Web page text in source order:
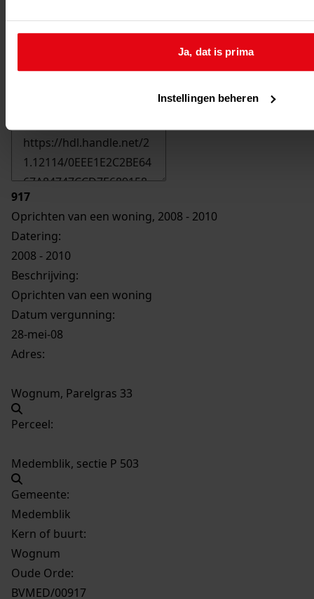
Ja, dat is prima
Instellingen beheren
917
Oprichten van een woning, 2008 - 2010
Datering:
2008 - 2010
Beschrijving:
Oprichten van een woning
Datum vergunning:
28-mei-08
Adres:
Wognum, Parelgras 33
Perceel:
Medemblik, sectie P 503
Gemeente:
Medemblik
Kern of buurt:
Wognum
Oude Orde:
BVMED/00917